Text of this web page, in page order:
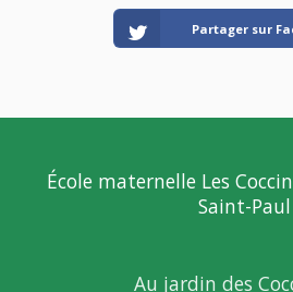
Partager sur
École maternelle Les
Saint-Paul
Au jardin des